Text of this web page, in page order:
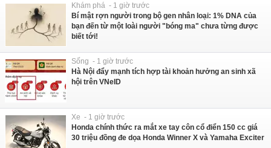
Khám phá - 1 giờ trước
Bí mật rợn người trong bộ gen nhân loại: 1% DNA của
bạn đến từ một loài người "bóng ma" chưa từng được
biết tới!
Sống - 1 giờ trước
Hà Nội đẩy mạnh tích hợp tài khoản hưởng an sinh xã
hội trên VNeID
Xe - 1 giờ trước
Honda chính thức ra mắt xe tay côn cổ điển 150 cc giá
30 triệu đồng đe dọa Honda Winner X và Yamaha Exciter